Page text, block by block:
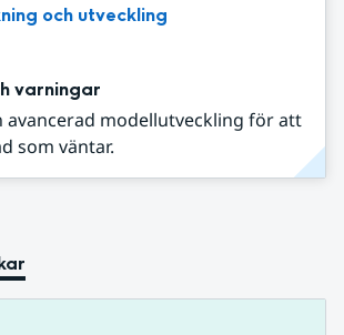
och utveckling
varningar
avancerad modellutveckling för att
som väntar.